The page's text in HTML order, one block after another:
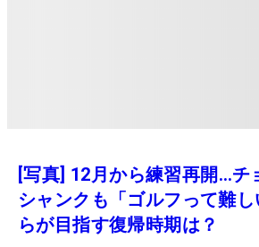
[写真] 12月から練習再開…チ
シャンクも「ゴルフって難
らが目指す復帰時期は？